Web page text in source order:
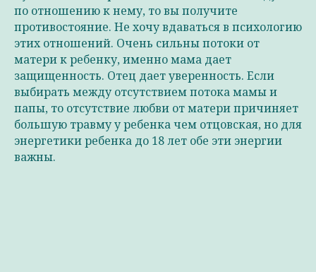
по отношению к нему, то вы получите
противостояние. Не хочу вдаваться в психологию
этих отношений. Очень сильны потоки от
матери к ребенку, именно мама дает
защищенность. Отец дает уверенность. Если
выбирать между отсутствием потока мамы и
папы, то отсутствие любви от матери причиняет
большую травму у ребенка чем отцовская, но для
энергетики ребенка до 18 лет обе эти энергии
важны.